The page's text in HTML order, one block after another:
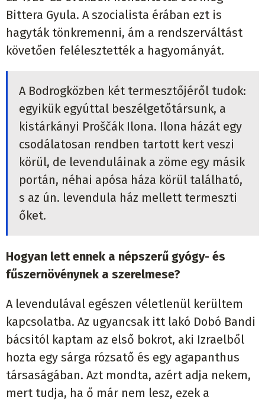
Bittera Gyula. A szocialista érában ezt is
hagyták tönkremenni, ám a rendszerváltást
követően felélesztették a hagyományát.
A Bodrogközben két termesztőjéről tudok:
egyikük egyúttal beszélgetőtársunk, a
kistárkányi Proščák Ilona. Ilona házát egy
csodálatosan rendben tartott kert veszi
körül, de levenduláinak a zöme egy másik
portán, néhai apósa háza körül található,
s az ún. levendula ház mellett termeszti
őket.
Hogyan lett ennek a népszerű gyógy- és
fűszernövénynek a szerelmese?
A levendulával egészen véletlenül kerültem
kapcsolatba. Az ugyancsak itt lakó Dobó Bandi
bácsitól kaptam az első bokrot, aki Izraelből
hozta egy sárga rózsatő és egy agapanthus
társaságában. Azt mondta, azért adja nekem,
mert tudja, ha ő már nem lesz, ezek a